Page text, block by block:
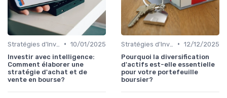
• 10/01/2025
Investir avec intelligence:
Comment élaborer une
stratégie d'achat et de
vente en bourse?
• 12/12/2025
Pourquoi la diversification
d'actifs est-elle essentielle
pour votre portefeuille
boursier?